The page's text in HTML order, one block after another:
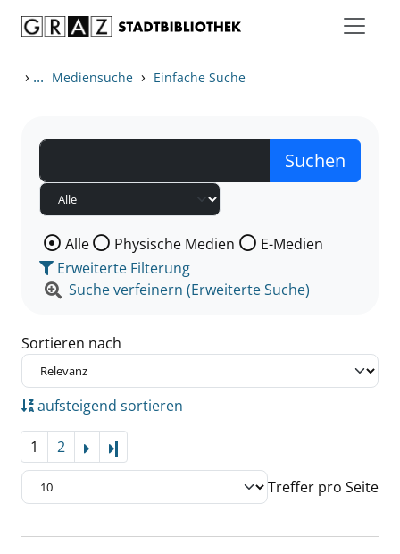
› ... Mediensuche › Einfache Suche
Wählen Sie die Medienart nach der Sie suchen wollen.
Alle Physische Medien
E-Medien
Erweiterte Filterung
Suche verfeinern (Erweiterte Suche)
Sortieren nach
aufsteigend sortieren
1 2
Treffer pro Seite